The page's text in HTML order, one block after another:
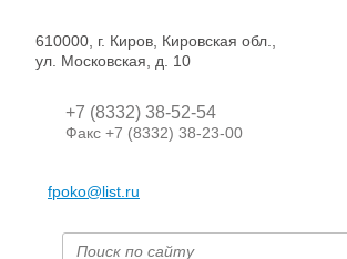
610000, г. Киров, Кировская обл.,
ул. Московская, д. 10
+7 (8332) 38-52-54
Факс +7 (8332) 38-23-00
fpoko@list.ru